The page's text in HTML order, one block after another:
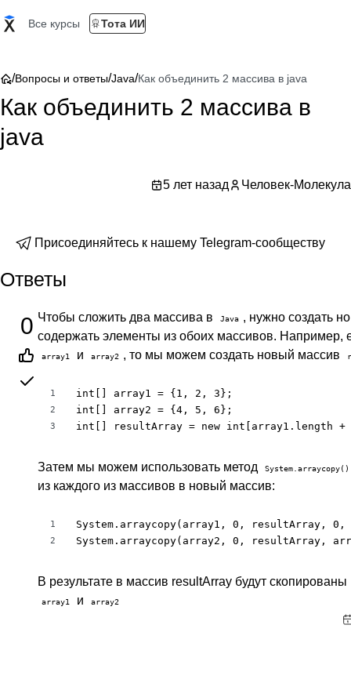
Все курсы Тота ИИ
/Вопросы и ответы/Java/Как объединить 2 массива в java
Как объединить 2 массива в
java
5 лет назад Человек-Молекула
Присоединяйтесь к нашему Telegram-сообществу
Ответы
0 Чтобы сложить два массива в Java , нужно создать
содержать элементы из обоих массивов. Например,
array1 и array2 , то мы можем создать новый массив
1
2
3
int[] array1 = {1, 2, 3};
int[] array2 = {4, 5, 6};
int[] resultArray = new int[array1.length +
Затем мы можем использовать метод System.arraycopy()
из каждого из массивов в новый массив:
1
2
System.arraycopy(array1, 0, resultArray,
System.arraycopy(array2, 0, resultArray,
В результате в массив resultArray будут
array1 и array2